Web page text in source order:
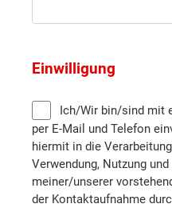
Sankt Pölten (Stadt)
Sankt Pölten (Land)
Einwilligung
per E-Mail und Telefon
hiermit in die
Verwendung, Nutzung
meiner/unserer
der Kontaktaufnahme